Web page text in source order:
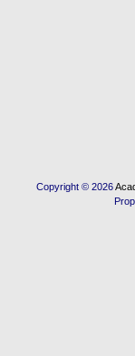
Copyright © 2026